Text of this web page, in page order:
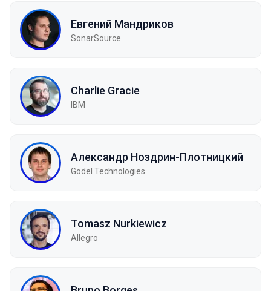
Евгений Мандриков
SonarSource
Charlie Gracie
IBM
Александр Ноздрин-Плотницкий
Godel Technologies
Tomasz Nurkiewicz
Allegro